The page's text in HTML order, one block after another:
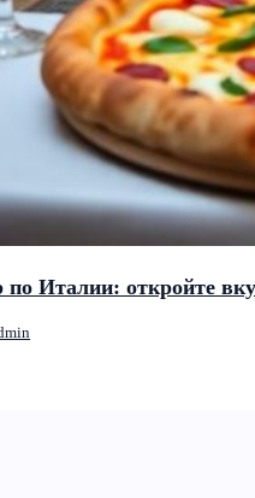
по Италии: откройте